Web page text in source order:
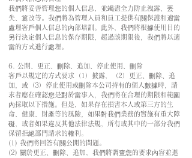
我們將妥善管理您的個人信息，並竭盡全力防止洩露、丟
失、篡改等。我們將為管理人員和員工提供有關保護和適當
處理客戶個人信息的內部培訓。此外，我們將根據使用目的
另行決定個人信息的保存期限，超過該期限後，我們將以適
當的方式進行處理。
6. 公開、更正、刪除、追加、停止使用、刪除
客戶以規定的方式要求（1）披露，（2）更正、刪除、追
加，或（3）停止使用或刪除本公司持有的個人數據時，請
求者應在確認您是對於當事人，我們將在合理的期限和範圍
內採取以下措施。但是，如果存在損害本人或第三方的生
命、健康、財產等的風險，如果對我們業務的實施有重大障
礙，或者如果違反其他法律法規，所有或其中的一部分我們
保留拒絕部門請求的權利。
(1) 我們將回答有關公開的問題。
(2) 關於更正、刪除、追加，我們將調查您的要求內容並進